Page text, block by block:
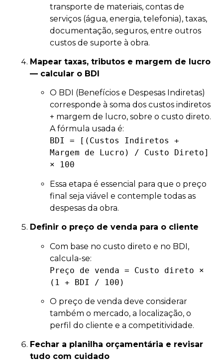
transporte de materiais, contas de
serviços (água, energia, telefonia), taxas,
documentação, seguros, entre outros
custos de suporte à obra.
Mapear taxas, tributos e margem de lucro
— calcular o BDI
O BDI (Benefícios e Despesas Indiretas)
corresponde à soma dos custos indiretos
+ margem de lucro, sobre o custo direto.
A fórmula usada é:
BDI = [(Custos Indiretos +
Margem de Lucro) / Custo Direto]
× 100
Essa etapa é essencial para que o preço
final seja viável e contemple todas as
despesas da obra.
Definir o preço de venda para o cliente
Com base no custo direto e no BDI,
calcula-se:
Preço de venda = Custo direto ×
(1 + BDI / 100)
O preço de venda deve considerar
também o mercado, a localização, o
perfil do cliente e a competitividade.
Fechar a planilha orçamentária e revisar
tudo com cuidado